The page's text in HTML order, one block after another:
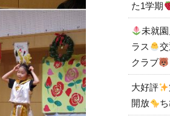
た1学期
未就
ラス
クラブ
大好評
開放